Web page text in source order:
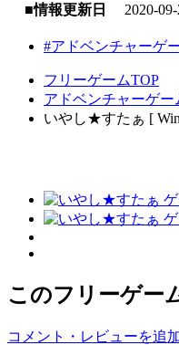
■情報更新日
2020-
#アドベンチャーゲ
フリーゲームTOP
アドベンチャーゲー
いやし★すたぁ [
このフリーゲー
コメント・レビューを追